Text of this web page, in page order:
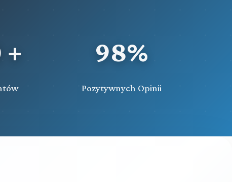
98%
Pozytywnych Opinii